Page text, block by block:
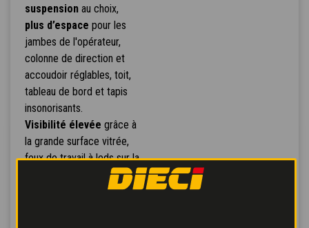
suspensionau choix,
plus d’espace pour les
jambes de l'opérateur,
colonne de direction et
accoudoir réglables, toit,
tableau de bord et tapis
insonorisants.
Visibilité élevée grâce à
la grande surface vitrée,
feux de travail à leds sur la
cabine, le contour et le